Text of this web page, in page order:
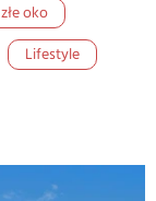
złe oko
Lifestyle